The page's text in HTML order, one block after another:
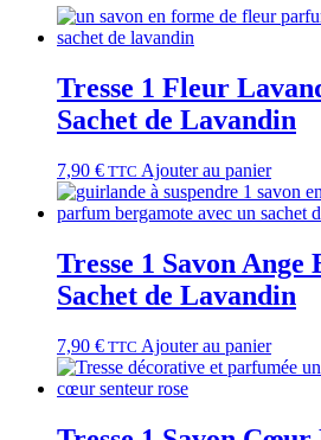
Tresse 1 Fleur
Sachet de Lavandin
7,90 € TTC Ajouter au panier
Tresse 1 Savon Ange
Sachet de Lavandin
7,90 € TTC Ajouter au panier